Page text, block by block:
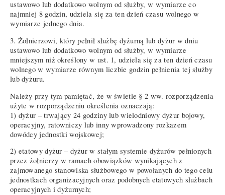
ustawowo lub dodatkowo wolnym od służby, w wymiarze co
najmniej 8 godzin, udziela się za ten dzień czasu wolnego w
wymiarze jednego dnia.
3. Żołnierzowi, który pełnił służbę dyżurną lub dyżur w dniu
ustawowo lub dodatkowo wolnym od służby, w wymiarze
mniejszym niż określony w ust. 1, udziela się za ten dzień czasu
wolnego w wymiarze równym liczbie godzin pełnienia tej służby
lub dyżuru.
Należy przy tym pamiętać, że w świetle § 2 ww. rozporządzenia
użyte w rozporządzeniu określenia oznaczają:
1) dyżur – trwający 24 godziny lub wielodniowy dyżur bojowy,
operacyjny, ratowniczy lub inny wprowadzony rozkazem
dowódcy jednostki wojskowej;
2) etatowy dyżur – dyżur w stałym systemie dyżurów pełnionych
przez żołnierzy w ramach obowiązków wynikających z
zajmowanego stanowiska służbowego w powołanych do tego celu
jednostkach organizacyjnych oraz podobnych etatowych służbach
operacyjnych i dyżurnych;